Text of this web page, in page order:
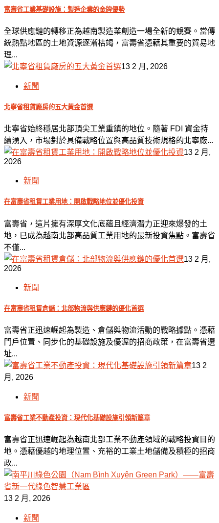
富壽省工業基礎設施：製造企業的金牌優勢
全球供應鏈的轉移正為越南製造業創造一場全新的競賽。當傳
統熱點地區的土地資源逐漸枯竭，富壽省憑藉其重要的貿易地
理...
13 2 月, 2026
新聞
北寧省租賃廠房的五大黃金首選
北寧省始終穩居北部頂尖工業重鎮的地位。隨著 FDI 資金持
續湧入，市場對於具備戰略位置與高品質技術規格的北寧廠...
13 2 月,
2026
新聞
在富壽省租賃工業用地：開啟戰略地位並優化投資
富壽省，這片擁有深厚文化底蘊且經濟潛力正迎來爆發的土
地，已成為越南北部高品質工業用地的最新投資焦點。富壽省
不僅...
13 2 月,
2026
新聞
在富壽省租賃倉儲：北部物流與供應鏈的優化首選
富壽省正迅速崛起為製造、倉儲與物流活動的戰略據點。憑藉
門戶位置、同步化的基礎設施及優渥的招商政策，在富壽省選
址...
13 2
月, 2026
新聞
富壽省工業不動產投資：現代化基礎設施引領新篇章
富壽省正迅速崛起為越南北部工業不動產領域的戰略投資目的
地。憑藉優越的地理位置、充裕的工業土地儲備及積極的招商
政...
13 2 月, 2026
新聞